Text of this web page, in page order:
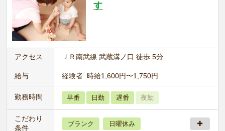
す
アクセス ＪＲ南武線 武蔵溝ノ口 徒歩 5分
給与 経験者 時給1,600円〜1,750円
勤務時間 早番 日勤 遅番 夜勤
こだわり
条件
ブランク 日曜休み